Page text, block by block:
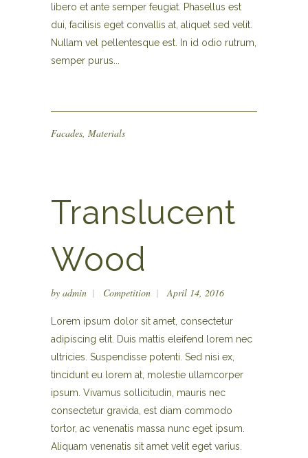
libero et ante semper feugiat. Phasellus est
dui, facilisis eget convallis at, aliquet sed velit.
Nullam vel pellentesque est. In id odio rutrum,
semper purus...
Facades, Materials
Translucent
Wood
by admin Competition April 14, 2016
Lorem ipsum dolor sit amet, consectetur
adipiscing elit. Duis mattis eleifend lorem nec
ultricies. Suspendisse potenti. Sed nisi ex,
tincidunt eu lorem at, molestie ullamcorper
ipsum. Vivamus sollicitudin, mauris nec
consectetur gravida, est diam commodo
tortor, ac venenatis massa nunc eget ipsum.
Aliquam venenatis sit amet velit eget varius.